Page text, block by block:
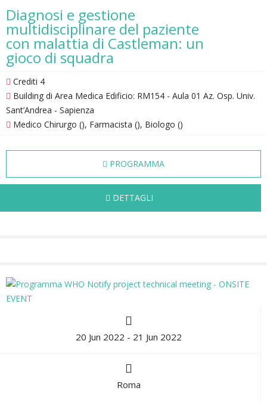
Diagnosi e gestione
multidisciplinare del paziente
con malattia di Castleman: un
gioco di squadra
Crediti 4
Building di Area Medica Edificio: RM154 - Aula 01 Az. Osp. Univ.
Sant’Andrea - Sapienza
Medico Chirurgo (), Farmacista (), Biologo ()
PROGRAMMA
DETTAGLI
20 Jun 2022 - 21 Jun 2022
Roma